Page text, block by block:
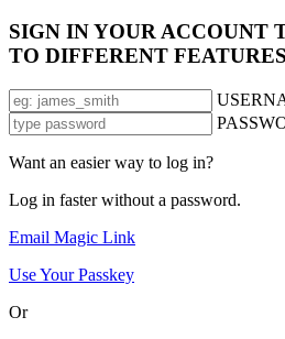
SIGN IN YOUR ACCOUNT
TO DIFFERENT FEATURES
Want an easier way to log in?
Log in faster without a password.
Email Magic Link
Use Your Passkey
Or